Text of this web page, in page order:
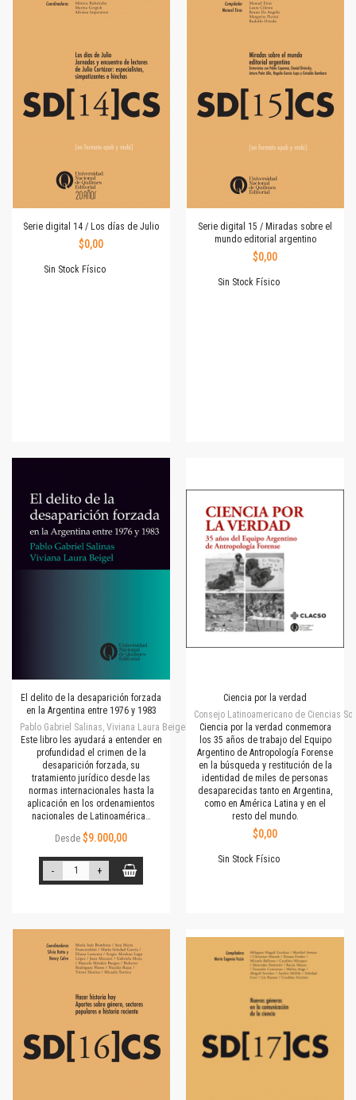
Serie digital 14 / Los días de Julio
$0,00
Sin Stock Físico
Serie digital 15 / Miradas sobre el
mundo editorial argentino
$0,00
Sin Stock Físico
El delito de la desaparición forzada
en la Argentina entre 1976 y 1983
Pablo Gabriel Salinas, Viviana Laura Beigel
Este libro les ayudará a entender en
profundidad el crimen de la
desaparición forzada, su
tratamiento jurídico desde las
normas internacionales hasta la
aplicación en los ordenamientos
nacionales de Latinoamérica…
Desde $9.000,00
- +
Ciencia por la verdad
Consejo Latinoamericano de Ciencias
Ciencia por la verdad conmemora
los 35 años de trabajo del Equipo
Argentino de Antropología Forense
en la búsqueda y restitución de la
identidad de miles de personas
desaparecidas tanto en Argentina,
como en América Latina y en el
resto del mundo.
$0,00
Sin Stock Físico